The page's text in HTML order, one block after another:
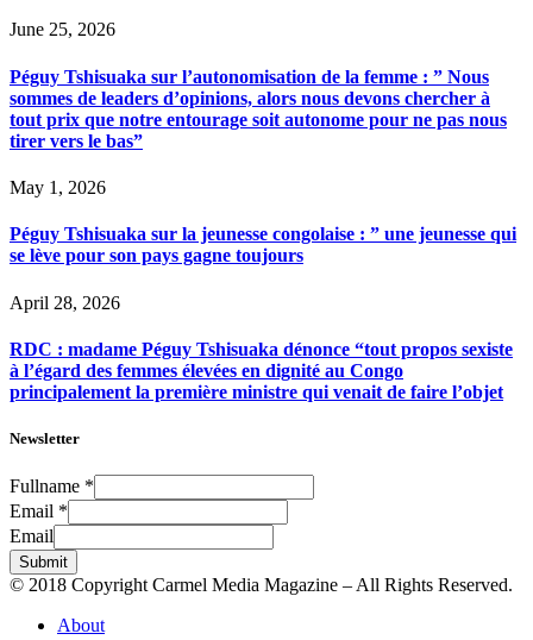
June 25, 2026
Péguy Tshisuaka sur l’autonomisation de la femme : ” Nous
sommes de leaders d’opinions, alors nous devons chercher à
tout prix que notre entourage soit autonome pour ne pas nous
tirer vers le bas”
May 1, 2026
Péguy Tshisuaka sur la jeunesse congolaise : ” une jeunesse qui
se lève pour son pays gagne toujours
April 28, 2026
RDC : madame Péguy Tshisuaka dénonce “tout propos sexiste
à l’égard des femmes élevées en dignité au Congo
principalement la première ministre qui venait de faire l’objet
Newsletter
Fullname *
Email *
Email
Submit
© 2018 Copyright Carmel Media Magazine – All Rights Reserved.
About